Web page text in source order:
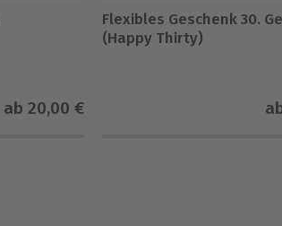
ab 20,00 €
Flexibles Geschenk 30.
(Happy Thirty)